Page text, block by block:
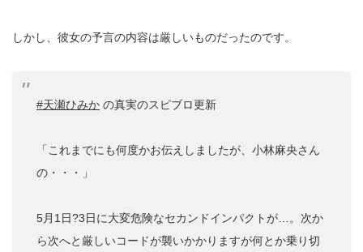
しかし、彼女の予言の内容は厳しいものだったのです。
#天瀬ひみか の真実のスピブロ更新
「これまでにも何度かお伝えしましたが、小林麻央さん
の・・・」
5月1日?3日に大変危険なセカンドインパクトが…。次か
ら次へと厳しいコードが襲いかかりますが何とか乗り切